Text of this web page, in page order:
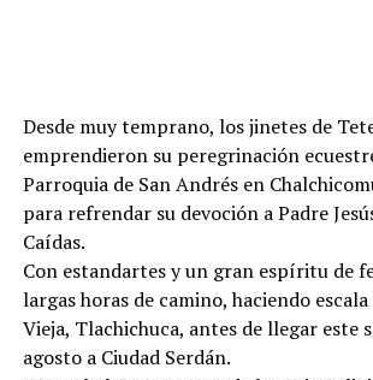
Desde muy temprano, los jinetes de
emprendieron su peregrinación
Parroquia de San Andrés en
para refrendar su devoción a Padre
Caídas.
Con estandartes y un gran espíritu de
largas horas de camino, haciendo
Vieja, Tlachichuca, antes de llegar este
agosto a Ciudad Serdán.